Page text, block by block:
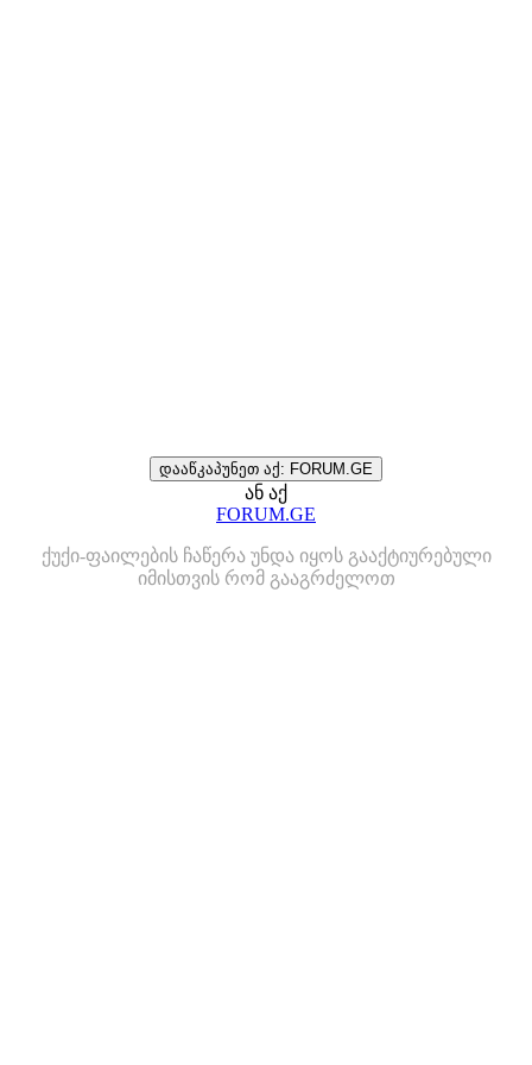
დააწკაპუნეთ აქ: FORUM.GE
ან აქ
FORUM.GE
ქუქი-ფაილების ჩაწერა უნდა იყოს გააქტიურებული
იმისთვის რომ გააგრძელოთ